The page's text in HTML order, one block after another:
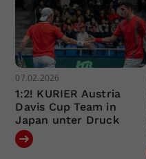
07.02.2026
1:2! KURIER Austria
Davis Cup Team in
Japan unter Druck